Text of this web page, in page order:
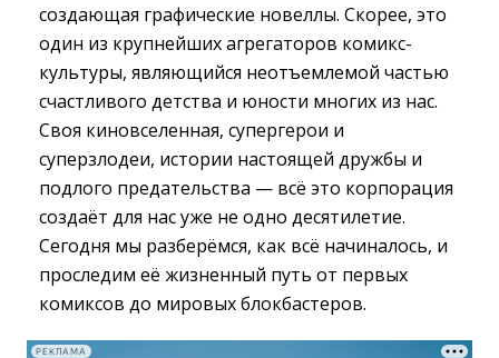
создающая графические новеллы. Скорее, это
один из крупнейших агрегаторов комикс-
культуры, являющийся неотъемлемой частью
счастливого детства и юности многих из нас.
Своя киновселенная, супергерои и
суперзлодеи, истории настоящей дружбы и
подлого предательства — всё это корпорация
создаёт для нас уже не одно десятилетие.
Сегодня мы разберёмся, как всё начиналось, и
проследим её жизненный путь от первых
комиксов до мировых блокбастеров.
РЕКЛАМА